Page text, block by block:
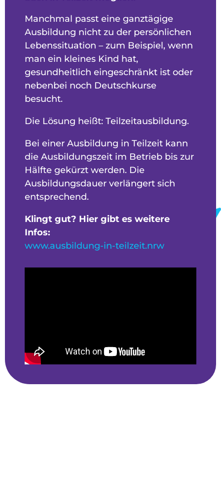
Manchmal passt eine ganztägige
Ausbildung nicht zu der persönlichen
Lebenssituation – zum Beispiel, wenn
man ein kleines Kind hat,
gesundheitlich eingeschränkt ist oder
nebenbei noch Deutschkurse
besucht.
Die Lösung heißt: Teilzeitausbildung.
Bei einer Ausbildung in Teilzeit kann
die Ausbildungszeit im Betrieb bis zur
Hälfte gekürzt werden. Die
Ausbildungsdauer verlängert sich
entsprechend.
Klingt gut? Hier gibt es weitere
Infos:
www.ausbildung-in-teilzeit.nrw